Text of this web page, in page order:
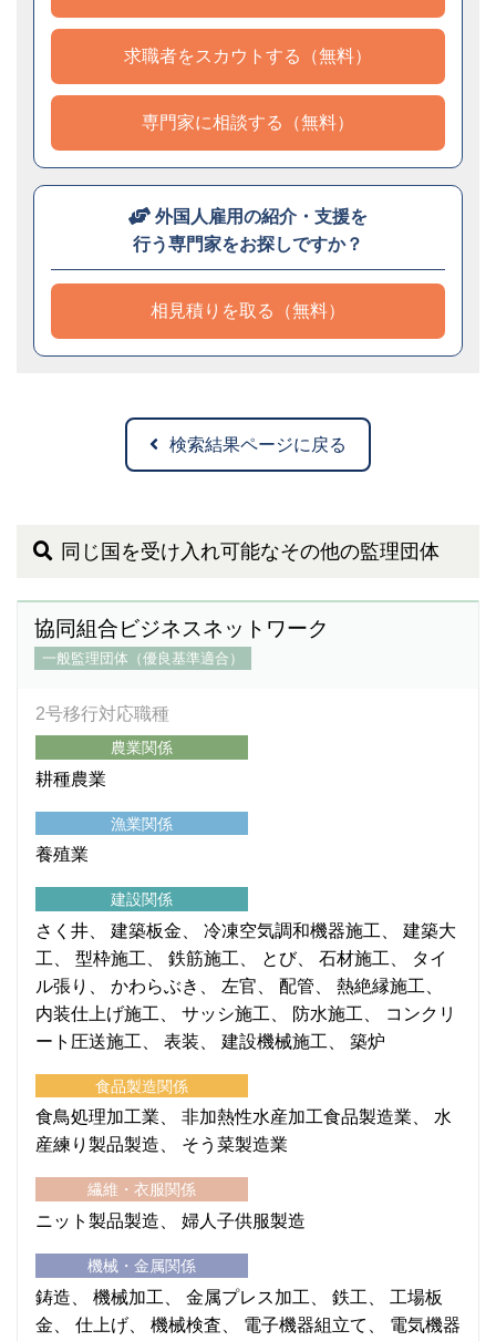
求職者をスカウトする（無料）
専門家に相談する（無料）
外国人雇用の紹介・支援を
行う専門家をお探しですか？
相見積りを取る（無料）
検索結果ページに戻る
同じ国を受け入れ可能なその他の監理団体
協同組合ビジネスネットワーク
一般監理団体（優良基準適合）
2号移行対応職種
農業関係
耕種農業
漁業関係
養殖業
建設関係
さく井 建築板金 冷凍空気調和機器施工
建築大
工
型枠施工 鉄筋施工 とび 石材施工
タイ
ル張り
かわらぶき 左官 配管
熱絶縁施工
内装仕上げ施工
サッシ施工 防水施工
コンクリ
ート圧送施工
表装 建設機械施工 築炉
食品製造関係
食鳥処理加工業 非加熱性水産加工食品製造業
水
産練り製品製造
そう菜製造業
繊維・衣服関係
ニット製品製造 婦人子供服製造
機械・金属関係
鋳造 機械加工 金属プレス加工 鉄工
工場板
金
仕上げ 機械検査 電子機器組立て 電気機器